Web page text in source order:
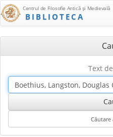
Centrul de Filosofie Antică şi Medievală
BIBLIOTECA
Text